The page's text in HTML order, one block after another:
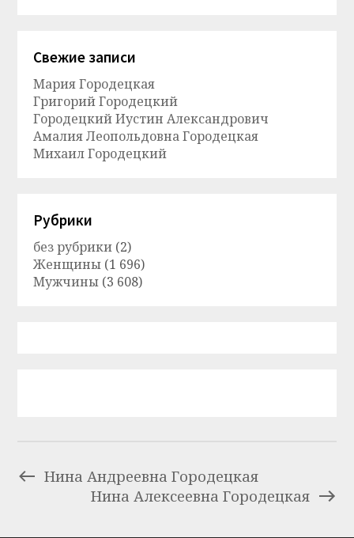
Свежие записи
Мария Городецкая
Григорий Городецкий
Городецкий Иустин Александрович
Амалия Леопольдовна Городецкая
Михаил Городецкий
Рубрики
без рубрики (2)
Женщины (1 696)
Мужчины (3 608)
Нина Андреевна Городецкая
Нина Алексеевна Городецкая